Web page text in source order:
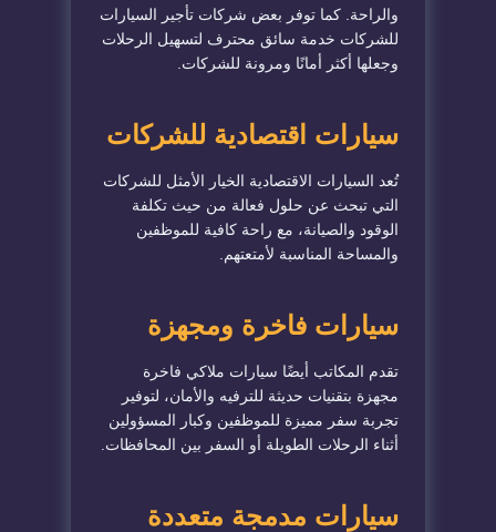
والراحة. كما توفر بعض شركات تأجير السيارات
للشركات خدمة سائق محترف لتسهيل الرحلات
وجعلها أكثر أمانًا ومرونة للشركات.
سيارات اقتصادية للشركات
تُعد السيارات الاقتصادية الخيار الأمثل للشركات
التي تبحث عن حلول فعالة من حيث تكلفة
الوقود والصيانة، مع راحة كافية للموظفين
والمساحة المناسبة لأمتعتهم.
سيارات فاخرة ومجهزة
تقدم المكاتب أيضًا سيارات ملاكي فاخرة
مجهزة بتقنيات حديثة للترفيه والأمان، لتوفير
تجربة سفر مميزة للموظفين وكبار المسؤولين
أثناء الرحلات الطويلة أو السفر بين المحافظات.
سيارات مدمجة متعددة